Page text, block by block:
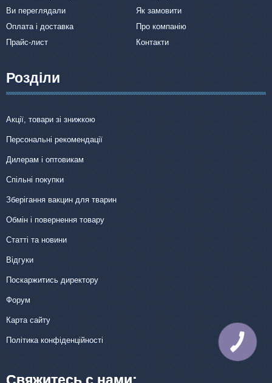
Ви переглядали
Як замовити
Оплата і доставка
Про компанію
Прайс-лист
Контакти
Розділи
Акції, товари зі знижкою
Персональні рекомендації
Дилерам і оптовикам
Спільні покупки
Зберігання вакцин для тварин
Обмін і повернення товару
Статті та новини
Відгуки
Поскаржитись директору
Форум
Карта сайту
Політика конфіденційності